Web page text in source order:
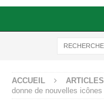
ACCUEIL ARTICLES
donne de nouvelles icônes